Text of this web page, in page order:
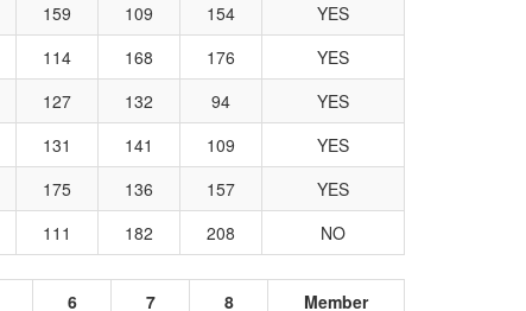
159 109 154
YES
114 168 176
YES
127 132 94
YES
131 141 109
YES
175 136 157
YES
111 182 208 NO
6 7 8
Member